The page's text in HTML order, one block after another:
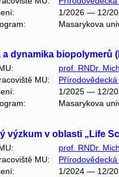
1/2026 — 12/
Masarykova
dynamika biopolymerů
prof. RNDr.
MU:
Přírodovědecká
1/2025 — 12/
Masarykova
výzkum v oblasti „Life
prof. RNDr.
MU:
Přírodovědecká
1/2024 — 12/